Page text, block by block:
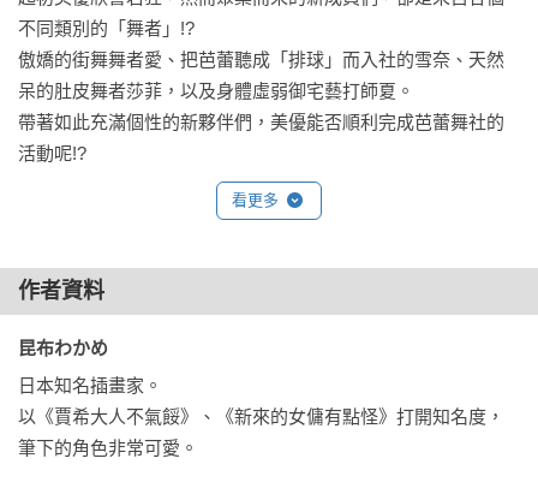
不同類別的「舞者」!?
傲嬌的街舞舞者愛、把芭蕾聽成「排球」而入社的雪奈、天然
呆的肚皮舞者莎菲，以及身體虛弱御宅藝打師夏。
帶著如此充滿個性的新夥伴們，美優能否順利完成芭蕾舞社的
活動呢!?
看更多
作者資料
昆布わかめ
日本知名插畫家。
以《賈希大人不氣餒》、《新來的女傭有點怪》打開知名度，
筆下的角色非常可愛。